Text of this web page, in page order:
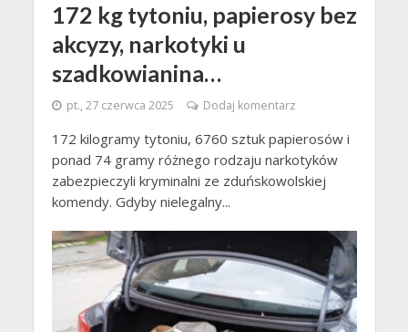
172 kg tytoniu, papierosy bez
akcyzy, narkotyki u
szadkowianina…
pt., 27 czerwca 2025 Dodaj komentarz
172 kilogramy tytoniu, 6760 sztuk papierosów i
ponad 74 gramy różnego rodzaju narkotyków
zabezpieczyli kryminalni ze zduńskowolskiej
komendy. Gdyby nielegalny...